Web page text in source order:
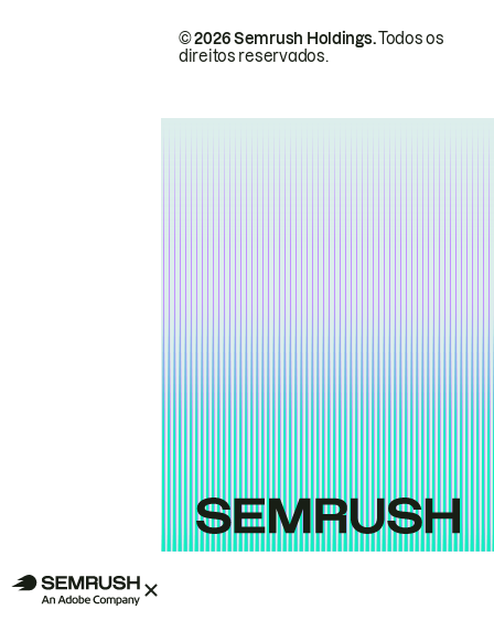
© 2026 Semrush Holdings.Todos os
direitos reservados.